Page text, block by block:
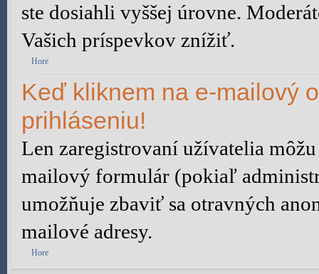
ste dosiahli vyššej úrovne.
Vašich príspevkov znížiť.
Hore
Keď kliknem na e-mailový
prihláseniu!
Len zaregistrovaní užívatelia
mailový formulár (pokiaľ
umožňuje zbaviť sa otravných
mailové adresy.
Hore